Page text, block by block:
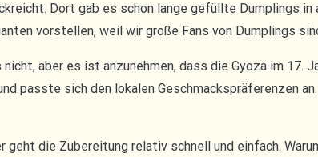
Dort gab es schon lange gefüllte Dumplings
vorstellen, weil wir große Fans von Dumplings
nicht, aber es ist anzunehmen, dass die Gyoza im
passte sich den lokalen Geschmackspräferenzen
die Zubereitung relativ schnell und einfach.